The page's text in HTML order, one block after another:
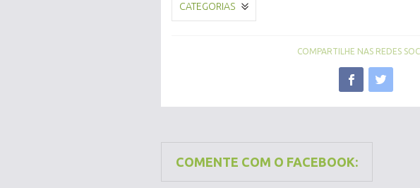
CATEGORIAS
COMPARTILHE NAS REDES
COMENTE COM O FACEBOOK: